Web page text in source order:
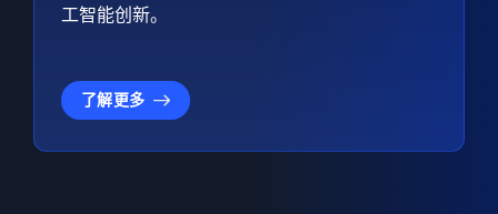
工智能创新。
了解更多